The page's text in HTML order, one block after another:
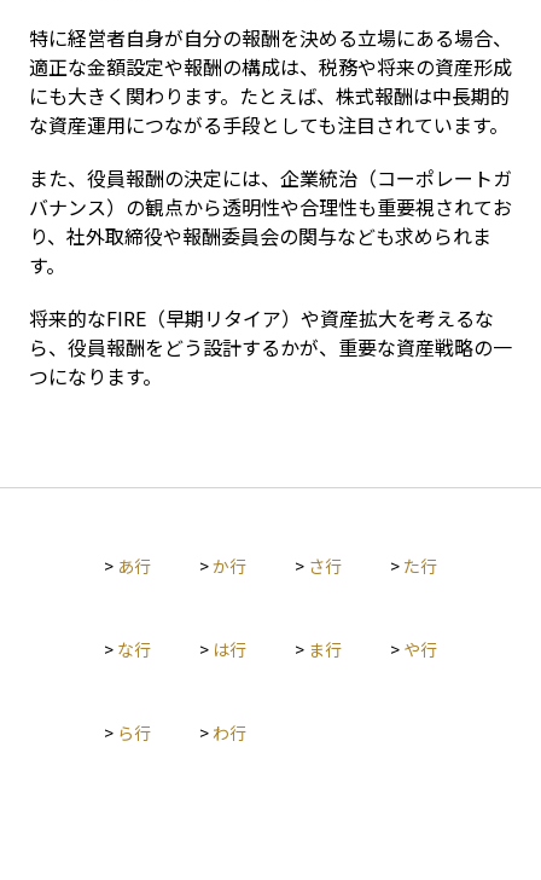
特に経営者自身が自分の報酬を決める立場にある場合、
適正な金額設定や報酬の構成は、税務や将来の資産形成
にも大きく関わります。たとえば、株式報酬は中長期的
な資産運用につながる手段としても注目されています。
また、役員報酬の決定には、企業統治（コーポレートガ
バナンス）の観点から透明性や合理性も重要視されてお
り、社外取締役や報酬委員会の関与なども求められま
す。
将来的なFIRE（早期リタイア）や資産拡大を考えるな
ら、役員報酬をどう設計するかが、重要な資産戦略の一
つになります。
> あ行 >か行 > さ行 > た行
> な行 > は行 > ま行 > や行
> ら行 > わ行